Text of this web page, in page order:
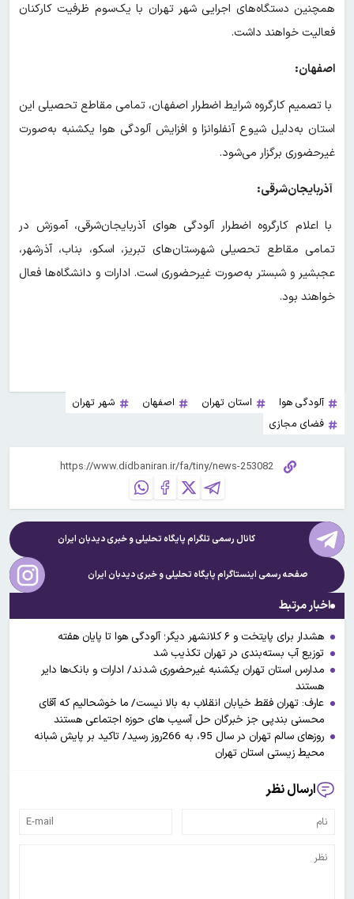
همچنین دستگاه‌های اجرایی شهر تهران با یک‌سوم ظرفیت کارکنان
فعالیت خواهند داشت.
اصفهان:
با تصمیم کارگروه شرایط اضطرار اصفهان، تمامی مقاطع تحصیلی این
استان به‌دلیل شیوع آنفلوانزا و افزایش آلودگی هوا یکشنبه به‌صورت
غیرحضوری برگزار می‌شود.
آذربایجان‌شرقی:
با اعلام کارگروه اضطرار آلودگی هوای آذربایجان‌شرقی، آموزش در
تمامی مقاطع تحصیلی شهرستان‌های تبریز، اسکو، بناب، آذرشهر،
عجبشیر و شبستر به‌صورت غیرحضوری است. ادارات و دانشگاه‌ها فعال
خواهند بود.
آلودگی هوا استان تهران اصفهان
شهر تهران
فضای مجازی
کانال رسمی تلگرام پایگاه تحلیلی و خبریدیدبان ایران
صفحه رسمی اینستاگرام پایگاه تحلیلی و خبریدیدبان ایران
اخبار مرتبط
هشدار برای پایتخت و ۶ کلانشهر دیگر؛ آلودگی هوا تا پایان هفته
توزیع آب بسته‌بندی در تهران تکذیب شد
مدارس استان تهران یکشنبه غیرحضوری شدند/ ادارات و بانک‌ها دایر
هستند
عارف: تهران فقط خیابان انقلاب به بالا نیست/ ما خوشحالیم که آقای
محسنی بندپی جز خبرگان حل آسیب های حوزه اجتماعی هستند
روزهای سالم تهران در سال 95، به 266روز رسید/ تاکید بر پایش شبانه
محیط زیستی استان تهران
ارسال نظر